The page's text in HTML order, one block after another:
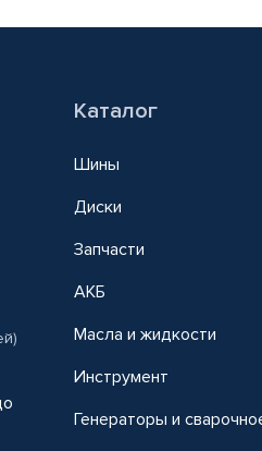
Каталог
Шины
Диски
Запчасти
АКБ
Масла и жидкости
Инструмент
Генераторы и